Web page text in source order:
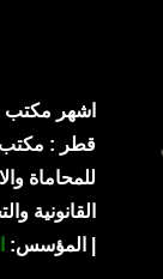
اشهر مكتب
قطر : مكتب
للمحاماة
القانونية
| المؤسس: